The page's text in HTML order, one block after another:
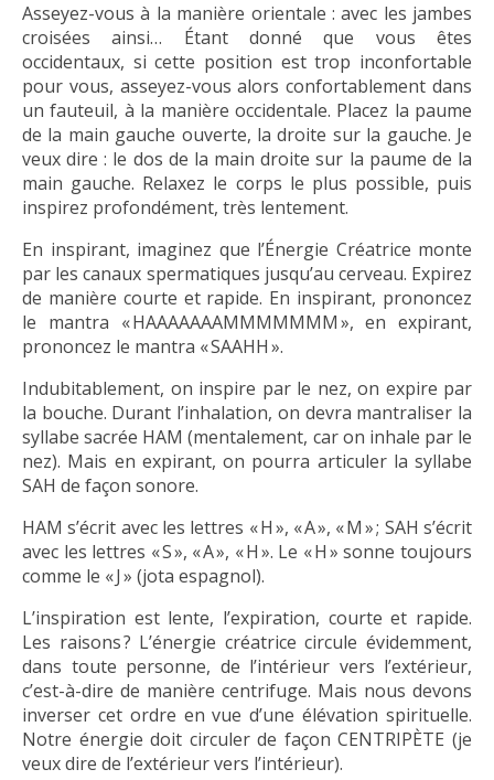
Asseyez-vous à la manière orientale : avec les jambes
croisées ainsi… Étant donné que vous êtes
occidentaux, si cette position est trop inconfortable
pour vous, asseyez-vous alors confortablement dans
un fauteuil, à la manière occidentale. Placez la paume
de la main gauche ouverte, la droite sur la gauche. Je
veux dire : le dos de la main droite sur la paume de la
main gauche. Relaxez le corps le plus possible, puis
inspirez profondément, très lentement.
En inspirant, imaginez que l’Énergie Créatrice monte
par les canaux spermatiques jusqu’au cerveau. Expirez
de manière courte et rapide. En inspirant, prononcez
le mantra « HAAAAAAAMMMMMMM », en expirant,
prononcez le mantra « SAAHH ».
Indubitablement, on inspire par le nez, on expire par
la bouche. Durant l’inhalation, on devra mantraliser la
syllabe sacrée HAM (mentalement, car on inhale par le
nez). Mais en expirant, on pourra articuler la syllabe
SAH de façon sonore.
HAM s’écrit avec les lettres « H », « A », « M » ; SAH s’écrit
avec les lettres « S », « A », « H ». Le « H » sonne toujours
comme le « J » (jota espagnol).
L’inspiration est lente, l’expiration, courte et rapide.
Les raisons ? L’énergie créatrice circule évidemment,
dans toute personne, de l’intérieur vers l’extérieur,
c’est-à-dire de manière centrifuge. Mais nous devons
inverser cet ordre en vue d’une élévation spirituelle.
Notre énergie doit circuler de façon CENTRIPÈTE (je
veux dire de l’extérieur vers l’intérieur).